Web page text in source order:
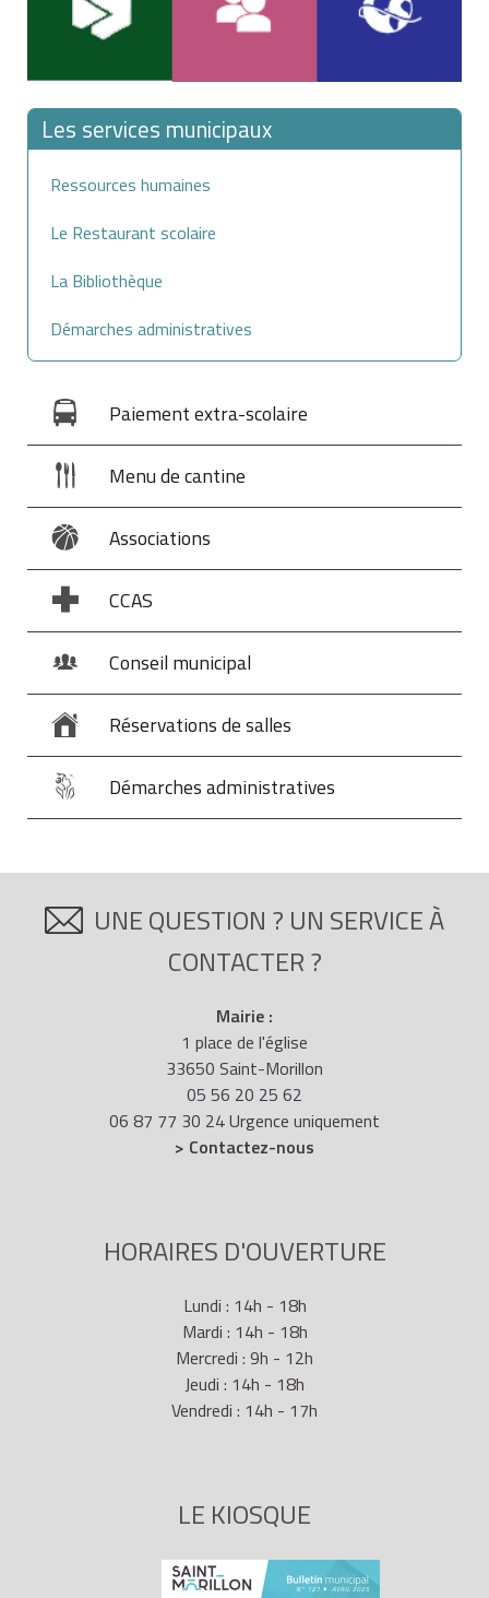
Les services municipaux
Ressources humaines
Le Restaurant scolaire
La Bibliothèque
Démarches administratives
Paiement extra-scolaire
Menu de cantine
Associations
CCAS
Conseil municipal
Réservations de salles
Démarches administratives
UNE QUESTION ? UN SERVICE À
CONTACTER ?
Mairie :
1 place de l'église
33650 Saint-Morillon
05 56 20 25 62
06 87 77 30 24 Urgence uniquement
> Contactez-nous
HORAIRES D'OUVERTURE
Lundi : 14h - 18h
Mardi : 14h - 18h
Mercredi : 9h - 12h
Jeudi : 14h - 18h
Vendredi : 14h - 17h
LE KIOSQUE